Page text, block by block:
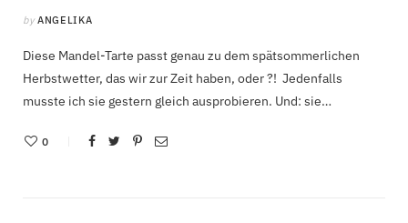
by ANGELIKA
Diese Mandel-Tarte passt genau zu dem spätsommerlichen
Herbstwetter, das wir zur Zeit haben, oder ?! Jedenfalls
musste ich sie gestern gleich ausprobieren. Und: sie…
0